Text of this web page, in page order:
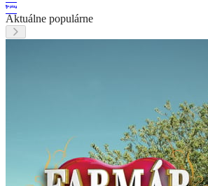
Aktuálne populárne